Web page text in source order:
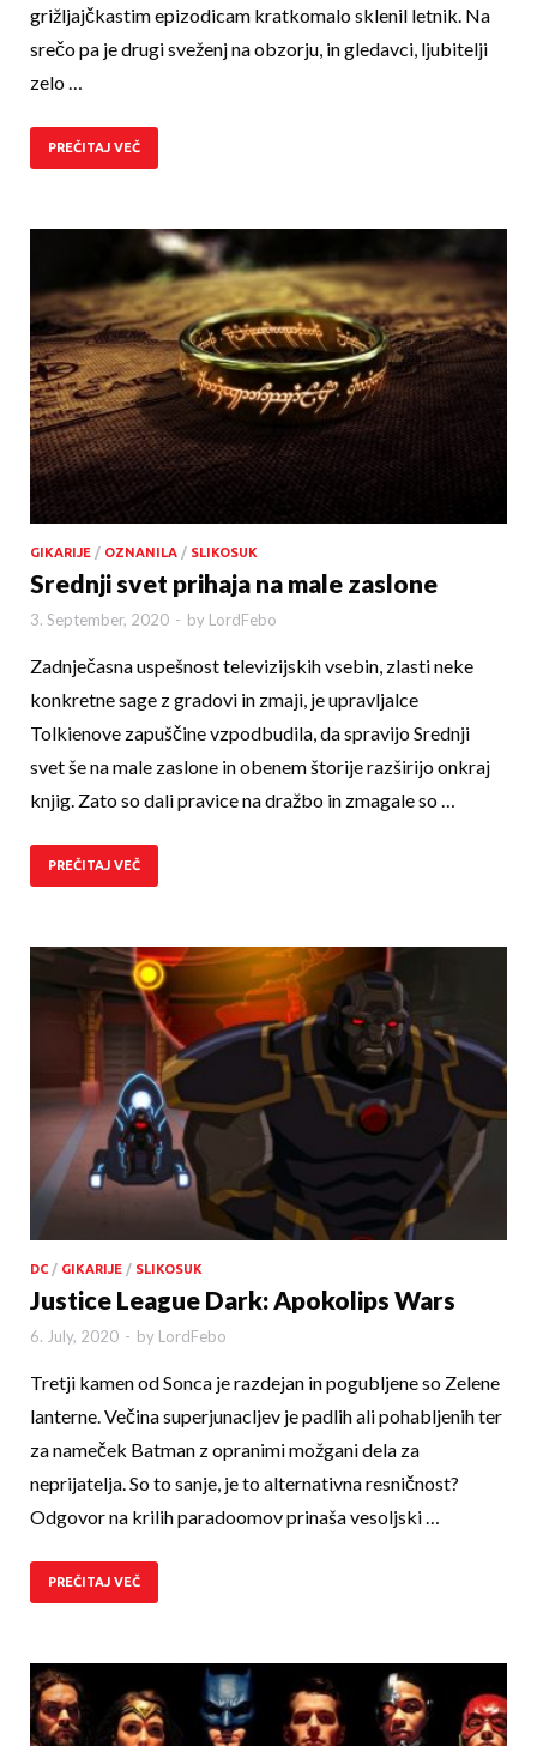
grižljajčkastim epizodicam kratkomalo sklenil letnik. Na
srečo pa je drugi sveženj na obzorju, in gledavci, ljubitelji
zelo …
PREČITAJ VEČ
GIKARIJE / OZNANILA / SLIKOSUK
Srednji svet prihaja na male zaslone
3. September, 2020 - by LordFebo
Zadnječasna uspešnost televizijskih vsebin, zlasti neke
konkretne sage z gradovi in zmaji, je upravljalce
Tolkienove zapuščine vzpodbudila, da spravijo Srednji
svet še na male zaslone in obenem štorije razširijo onkraj
knjig. Zato so dali pravice na dražbo in zmagale so …
PREČITAJ VEČ
DC / GIKARIJE / SLIKOSUK
Justice League Dark: Apokolips Wars
6. July, 2020 - by LordFebo
Tretji kamen od Sonca je razdejan in pogubljene so Zelene
lanterne. Večina superjunacljev je padlih ali pohabljenih ter
za nameček Batman z opranimi možgani dela za
neprijatelja. So to sanje, je to alternativna resničnost?
Odgovor na krilih paradoomov prinaša vesoljski …
PREČITAJ VEČ